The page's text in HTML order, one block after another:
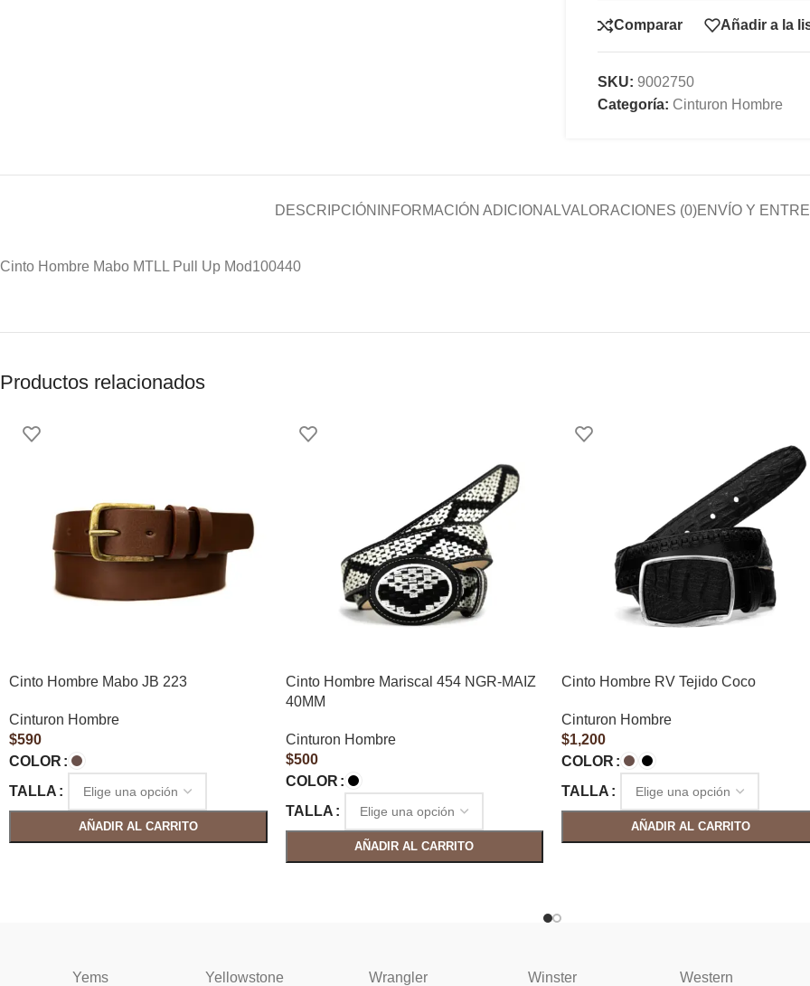
Comparar Añadir a la
SKU: 9002750
Categoría: Cinturon Hombre
DESCRIPCIÓN INFORMACIÓN ADICIONALVALORACIONES (0)ENVÍO Y
Cinto Hombre Mabo MTLL Pull Up Mod100440
Productos relacionados
Cinto Hombre Mabo JB 223
Cinturon Hombre
$590
COLOR
TALLA
AÑADIR AL CARRITO
Cinto Hombre Mariscal 454 NGR-MAIZ
40MM
Cinturon Hombre
$500
COLOR
TALLA
AÑADIR AL CARRITO
Cinto Hombre RV Tejido Coco
Cinturon Hombre
$1,200
COLOR
TALLA
AÑADIR AL CARRITO
Yems Yellowstone Wrangler Winster Western